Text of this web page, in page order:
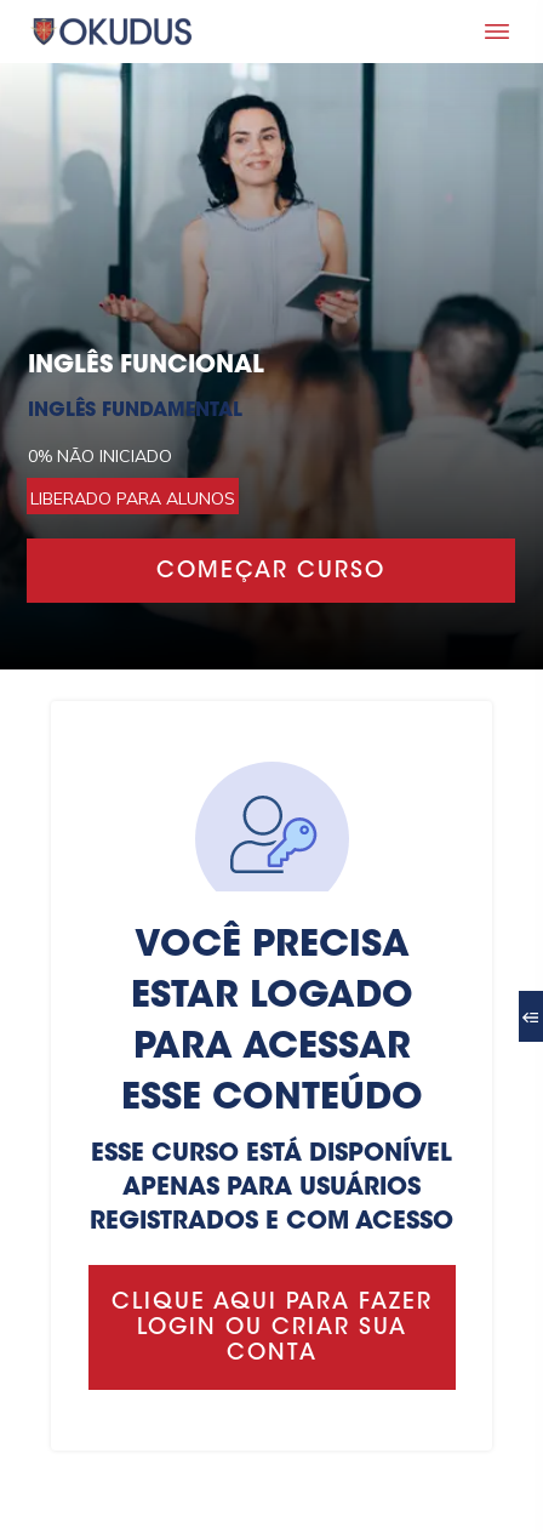
INGLÊS FUNCIONAL
INGLÊS FUNDAMENTAL
0% NÃO INICIADO
LIBERADO PARA ALUNOS
COMEÇAR CURSO
VOCÊ PRECISA
ESTAR LOGADO
PARA ACESSAR
ESSE CONTEÚDO
ESSE CURSO ESTÁ DISPONÍVEL
APENAS PARA USUÁRIOS
REGISTRADOS E COM ACESSO
CLIQUE AQUI PARA FAZER
LOGIN OU CRIAR SUA
CONTA